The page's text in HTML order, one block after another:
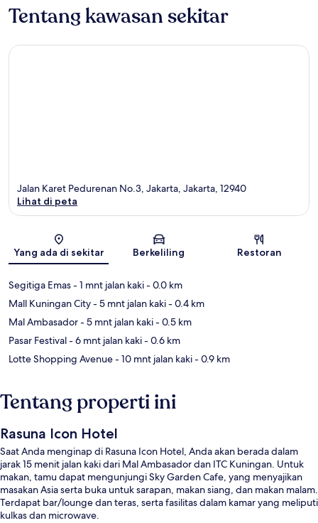
Tentang kawasan sekitar
Peta
Jalan Karet Pedurenan No.3, Jakarta, Jakarta, 12940
Lihat di peta
Yang ada di sekitar Berkeliling Restoran
Segitiga Emas- 1 mnt jalan kaki- 0.0 km
Mall Kuningan City- 5 mnt jalan kaki- 0.4 km
Mal Ambasador- 5 mnt jalan kaki- 0.5 km
Pasar Festival- 6 mnt jalan kaki- 0.6 km
Lotte Shopping Avenue- 10 mnt jalan kaki- 0.9 km
Tentang properti ini
Rasuna Icon Hotel
Saat Anda menginap di Rasuna Icon Hotel, Anda akan berada dalam
jarak 15 menit jalan kaki dari Mal Ambasador dan ITC Kuningan. Untuk
makan, tamu dapat mengunjungi Sky Garden Cafe, yang menyajikan
masakan Asia serta buka untuk sarapan, makan siang, dan makan malam.
Terdapat bar/lounge dan teras, serta fasilitas dalam kamar yang meliputi
kulkas dan microwave.